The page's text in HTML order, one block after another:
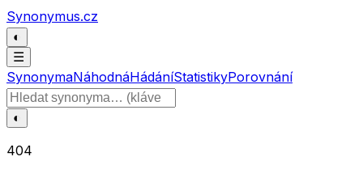
Přeskočit na obsah
Synonymus.cz
◐
☰
SynonymaNáhodnáHádáníStatistikyPorovnání
Hledat slovo
◐
404